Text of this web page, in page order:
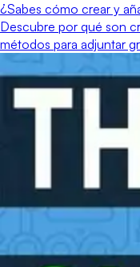
¿Sabes cómo crear y
Descubre por qué son
métodos para adjuntar